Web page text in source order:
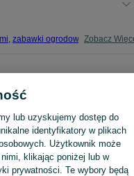
, zabawki ogrodowe ,zabawki
Zobacz
lub uzyskujemy dostęp do
identyfikatory w plikach
Użytkownik może
klikając poniżej lub w
prywatności. Te wybory będą